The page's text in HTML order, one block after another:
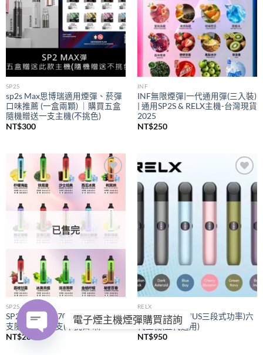
SP2S
sp2s Max思博瑞適用煙彈、菸彈
口味推薦 (一盒兩顆) ｜購買五盒
隨機贈送一支主機(不挑色)
NT$300
INF
INF無限煙彈|一代通用彈(三入裝)
| 通用SP2S & RELX主機-台灣現貨
2025
NT$250
Add to
wishlist
已售完
SP2S
SP2S拋棄式
7000口｜購買五
支隨機贈送一支(不挑口味)
NT$280
Add to
wishlist
RELX
RELX悅刻
(PIUS三段式功率)六
代主機(五代通用)
NT$950
電子煙主機煙彈購買諮詢